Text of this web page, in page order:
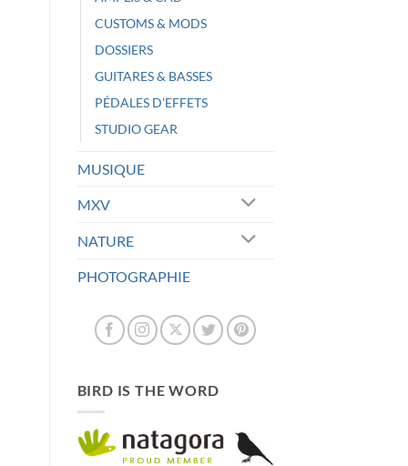
CUSTOMS & MODS
DOSSIERS
GUITARES & BASSES
PÉDALES D'EFFETS
STUDIO GEAR
MUSIQUE
MXV
NATURE
PHOTOGRAPHIE
BIRD IS THE WORD